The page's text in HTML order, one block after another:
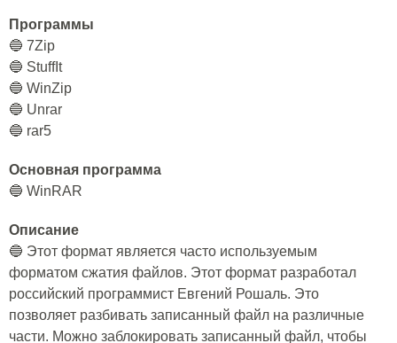
Программы
🔵 7Zip
🔵 StuffIt
🔵 WinZip
🔵 Unrar
🔵 rar5
Основная программа
🔵 WinRAR
Описание
🔵 Этот формат является часто используемым
форматом сжатия файлов. Этот формат разработал
российский программист Евгений Рошаль. Это
позволяет разбивать записанный файл на различные
части. Можно заблокировать записанный файл, чтобы